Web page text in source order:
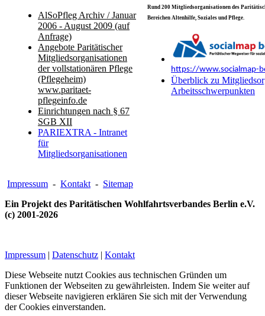
AlSoPfleg Archiv / Januar
2006 - August 2009 (auf
Anfrage)
Angebote Paritätischer
Mitgliedsorganisationen
der vollstationären Pflege
(Pflegeheim)
www.paritaet-
pflegeinfo.de
Einrichtungen nach § 67
SGB XII
PARIEXTRA - Intranet
für
Mitgliedsorganisationen
Rund 200 Mitgliedsorganisationen des
Bereichen Altenhilfe, Soziales und Pflege.
https://www.socialmap-
Überblick zu
Arbeitsschwerpunkten
Impressum - Kontakt - Sitemap
Ein Projekt des Paritätischen Wohlfahrtsverbandes Berlin e.V.
(c) 2001-2026
Impressum | Datenschutz | Kontakt
Diese Webseite nutzt Cookies aus technischen Gründen um
Funktionen der Webseiten zu gewährleisten. Indem Sie weiter auf
dieser Webseite navigieren erklären Sie sich mit der Verwendung
der Cookies einverstanden.